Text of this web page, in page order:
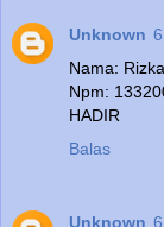
Unknown
Nama:
Npm:
HADIR
Balas
Unknown